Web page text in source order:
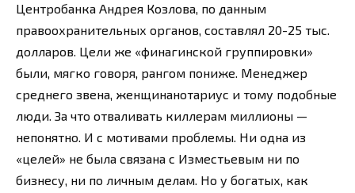
Центробанка Андрея Козлова, по данным
правоохранительных органов, составлял 20-25 тыс.
долларов. Цели же «финагинской группировки»
были, мягко говоря, рангом пониже. Менеджер
среднего звена, женщинанотариус и тому подобные
люди. За что отваливать киллерам миллионы —
непонятно. И с мотивами проблемы. Ни одна из
«целей» не была связана с Изместьевым ни по
бизнесу, ни по личным делам. Но у богатых, как